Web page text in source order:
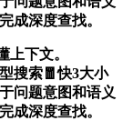
成深度查找。
上下文。
搜索🧧快3大小
问题意图和语义
成深度查找。